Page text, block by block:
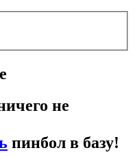
не
пинбол в базу!